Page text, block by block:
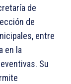
de
de
entre
en la
Su